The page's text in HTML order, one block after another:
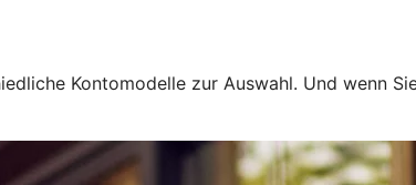
Kontomodelle zur Auswahl. Und wenn